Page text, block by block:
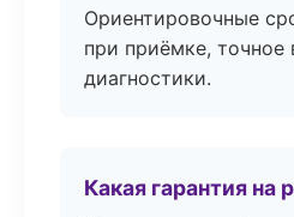
Ориентировочные
при приёмке,
диагностики.
Какая гарантия на